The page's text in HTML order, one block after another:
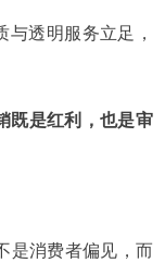
透明服务立足，
既是红利，也是审
是消费者偏见，而